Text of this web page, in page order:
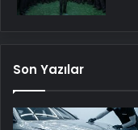
Son Yazılar